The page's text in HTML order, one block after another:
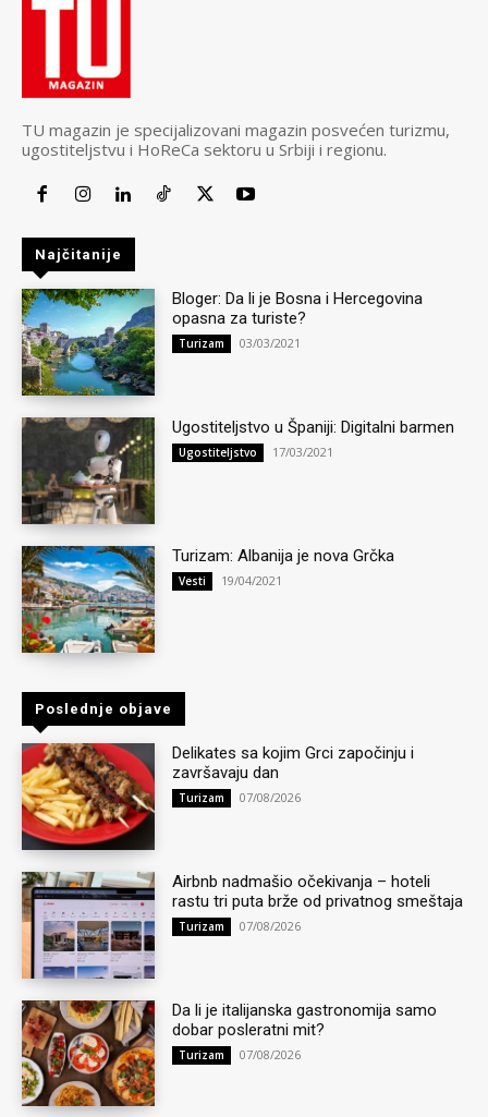
TU magazin je specijalizovani magazin posvećen turizmu,
ugostiteljstvu i HoReCa sektoru u Srbiji i regionu.
Najčitanije
Bloger: Da li je Bosna i Hercegovina
opasna za turiste?
Turizam 03/03/2021
Ugostiteljstvo u Španiji: Digitalni barmen
Ugostiteljstvo 17/03/2021
Turizam: Albanija je nova Grčka
Vesti 19/04/2021
Poslednje objave
Delikates sa kojim Grci započinju i
završavaju dan
Turizam 07/08/2026
Airbnb nadmašio očekivanja – hoteli
rastu tri puta brže od privatnog smeštaja
Turizam 07/08/2026
Da li je italijanska gastronomija samo
dobar posleratni mit?
Turizam 07/08/2026